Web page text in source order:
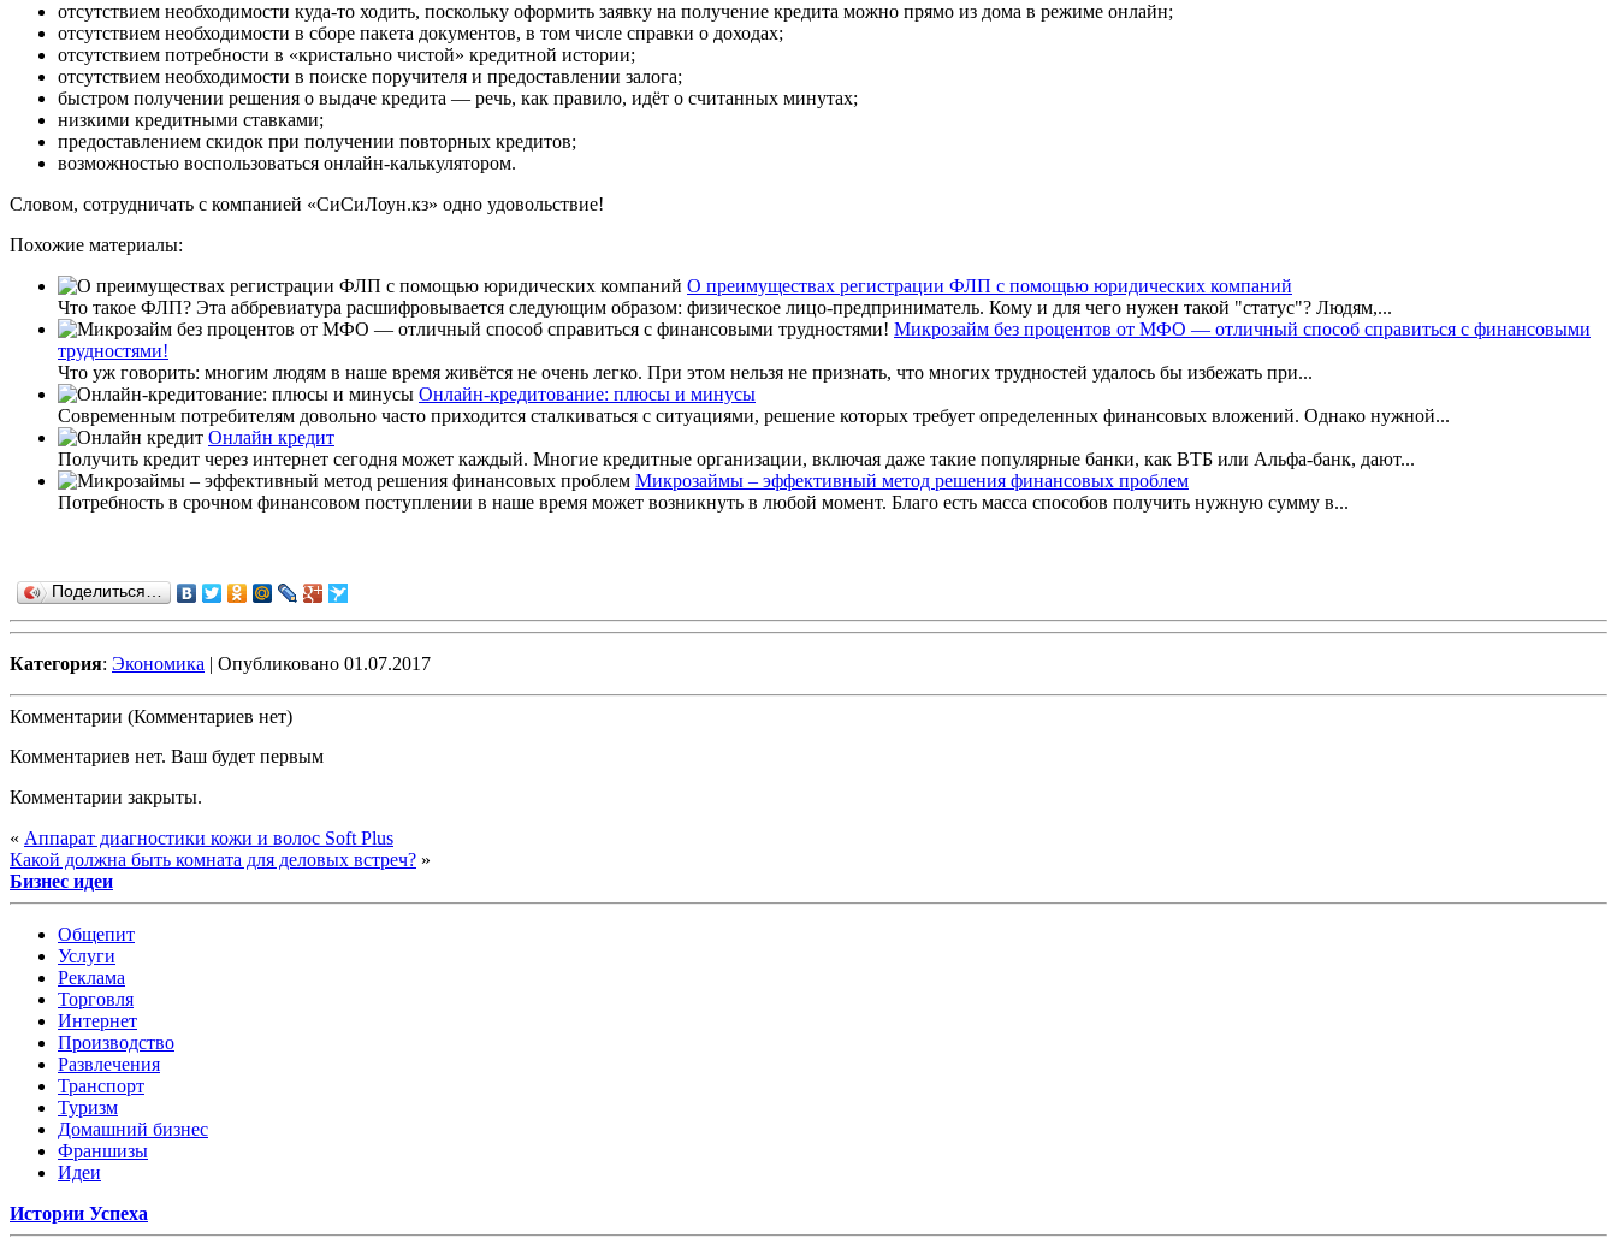
отсутствием необходимости куда-то ходить, поскольку оформить заявку на получение кредита можно прямо из дома в режиме онлайн;
отсутствием необходимости в сборе пакета документов, в том числе справки о доходах;
отсутствием потребности в «кристально чистой» кредитной истории;
отсутствием необходимости в поиске поручителя и предоставлении залога;
быстром получении решения о выдаче кредита — речь, как правило, идёт о считанных минутах;
низкими кредитными ставками;
предоставлением скидок при получении повторных кредитов;
возможностью воспользоваться онлайн-калькулятором.
Словом, сотрудничать с компанией «СиСиЛоун.кз» одно удовольствие!
Похожие материалы:
О преимуществах регистрации ФЛП с помощью юридических компаний
Что такое ФЛП? Эта аббревиатура расшифровывается следующим образом: физическое лицо-предприниматель. Кому и для чего нужен такой "статус"? Людям,...
Микрозайм без процентов от МФО — отличный способ справиться с финансовыми
трудностями!
Что уж говорить: многим людям в наше время живётся не очень легко. При этом нельзя не признать, что многих трудностей удалось бы избежать при...
Онлайн-кредитование: плюсы и минусы
Современным потребителям довольно часто приходится сталкиваться с ситуациями, решение которых требует определенных финансовых вложений. Однако нужной...
Онлайн кредит
Получить кредит через интернет сегодня может каждый. Многие кредитные организации, включая даже такие популярные банки, как ВТБ или Альфа-банк, дают...
Микрозаймы – эффективный метод решения финансовых проблем
Потребность в срочном финансовом поступлении в наше время может возникнуть в любой момент. Благо есть масса способов получить нужную сумму в...
Поделиться…
Категория: Экономика | Опубликовано 01.07.2017
Комментарии (Комментариев нет)
Комментариев нет. Ваш будет первым
Комментарии закрыты.
« Аппарат диагностики кожи и волос Soft Plus
Какой должна быть комната для деловых встреч? »
Бизнес идеи
Общепит
Услуги
Реклама
Торговля
Интернет
Производство
Развлечения
Транспорт
Туризм
Домашний бизнес
Франшизы
Идеи
Истории Успеха